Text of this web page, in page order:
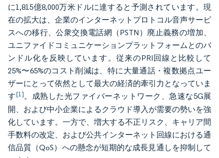
に1,815億8,000万米ドルに達すると予測されています。現
在の拡大は、企業のインターネットプロトコル音声サービ
スへの移行、公衆交換電話網（PSTN）廃止義務の増加、
ユニファイドコミュニケーションプラットフォームとのバ
ンドル化を反映しています。従来のPRI回線と比較して
25%〜65%のコスト削減は、特に大量通話・複数拠点ユー
ザーにとって依然として最大の経済的牽引力となっていま
す[1]。成熟した光ファイバーネットワーク、急速な5G展
開、および中小企業によるクラウド導入が需要の勢いを強
化しています。一方で、増大する不正リスク、キャリア間
手数料の改定、および公共インターネット回線における通
信品質（QoS）への懸念が短期的な成長見通しを抑制して